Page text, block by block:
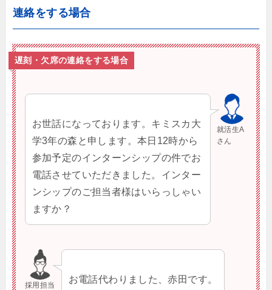
連絡をする場合
遅刻・欠席の連絡をする場合
就活生A
さん
お世話になっております。キミスカ大
学3年の森と申します。本日12時から
参加予定のインターンシップの件でお
電話させていただきました。インター
ンシップのご担当者様はいらっしゃい
ますか？
採用担当
お電話代わりました、赤田です。